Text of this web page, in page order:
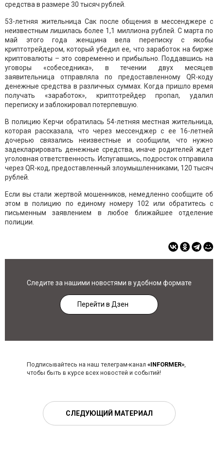
средства в размере 30 тысяч рублей.
53-летняя жительница Сак после общения в мессенджере с
неизвестным лишилась более 1,1 миллиона рублей. С марта по
май этого года женщина вела переписку с якобы
криптотрейдером, который убедил ее, что заработок на бирже
криптовалюты – это современно и прибыльно. Поддавшись на
уговоры «собеседника», в течении двух месяцев
заявительница отправляла по предоставленному QR-коду
денежные средства в различных суммах. Когда пришло время
получать «заработок», криптотрейдер пропал, удалил
переписку и заблокировал потерпевшую.
В полицию Керчи обратилась 54-летняя местная жительница,
которая рассказала, что через мессенджер с ее 16-летней
дочерью связались неизвестные и сообщили, что нужно
задекларировать денежные средства, иначе родителей ждет
уголовная ответственность. Испугавшись, подросток отправила
через QR-код, предоставленный злоумышленниками, 120 тысяч
рублей.
Если вы стали жертвой мошенников, немедленно сообщите об
этом в полицию по единому номеру 102 или обратитесь с
письменным заявлением в любое ближайшее отделение
полиции.
Следите за нашими новостями в удобном формате
Перейти в Дзен
Подписывайтесь на наш телеграм-канал «INFORMER»,
чтобы быть в курсе всех новостей и событий!
СЛЕДУЮЩИЙ МАТЕРИАЛ